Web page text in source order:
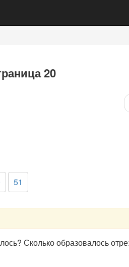
20
51
Сколько образовалось